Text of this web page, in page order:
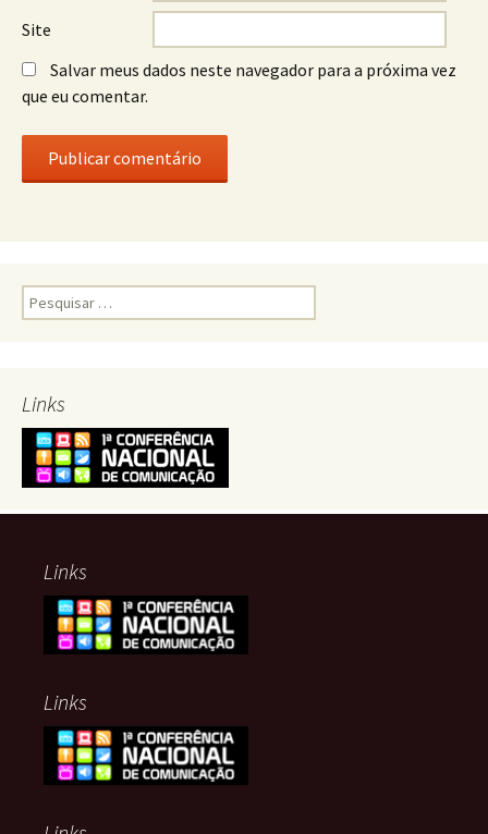
Site
Salvar meus dados neste navegador para a próxima vez
que eu comentar.
Pesquisar
por:
Links
Links
Links